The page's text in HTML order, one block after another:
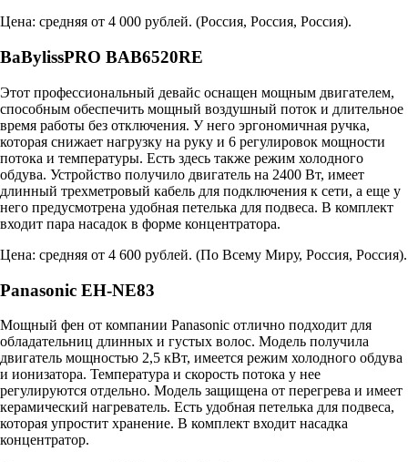
Цена: средняя от 4 000 рублей. (Россия, Россия, Россия).
BaBylissPRO BAB6520RE
Этот профессиональный девайс оснащен мощным двигателем,
способным обеспечить мощный воздушный поток и длительное
время работы без отключения. У него эргономичная ручка,
которая снижает нагрузку на руку и 6 регулировок мощности
потока и температуры. Есть здесь также режим холодного
обдува. Устройство получило двигатель на 2400 Вт, имеет
длинный трехметровый кабель для подключения к сети, а еще у
него предусмотрена удобная петелька для подвеса. В комплект
входит пара насадок в форме концентратора.
Цена: средняя от 4 600 рублей. (По Всему Миру, Россия, Россия).
Panasonic EH-NE83
Мощный фен от компании Panasonic отлично подходит для
обладательниц длинных и густых волос. Модель получила
двигатель мощностью 2,5 кВт, имеется режим холодного обдува
и ионизатора. Температура и скорость потока у нее
регулируются отдельно. Модель защищена от перегрева и имеет
керамический нагреватель. Есть удобная петелька для подвеса,
которая упростит хранение. В комплект входит насадка
концентратор.